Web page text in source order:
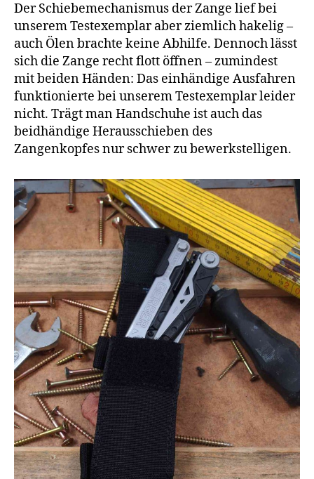
Der Schiebemechanismus der Zange lief bei
unserem Testexemplar aber ziemlich hakelig –
auch Ölen brachte keine Abhilfe. Dennoch lässt
sich die Zange recht flott öffnen – zumindest
mit beiden Händen: Das einhändige Ausfahren
funktionierte bei unserem Testexemplar leider
nicht. Trägt man Handschuhe ist auch das
beidhändige Herausschieben des
Zangenkopfes nur schwer zu bewerkstelligen.